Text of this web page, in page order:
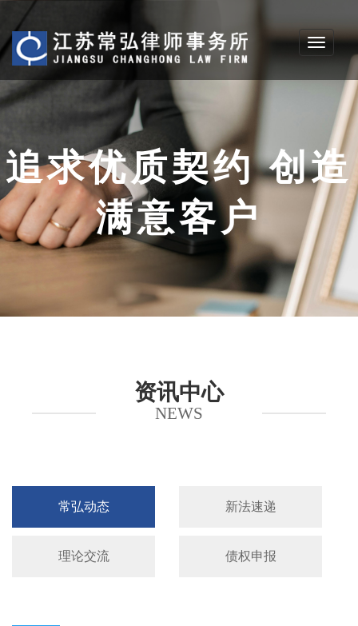
Toggle
追求优质契约 创造
满意客户
资讯中心
NEWS
常弘动态 新法速递
理论交流 债权申报